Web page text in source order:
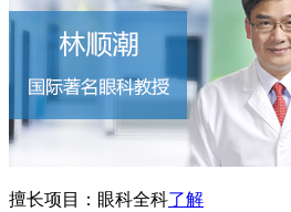
擅长项目： 眼科全科了解